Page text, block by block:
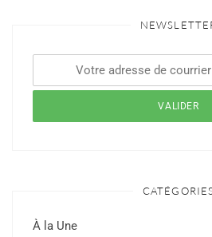
À la Une